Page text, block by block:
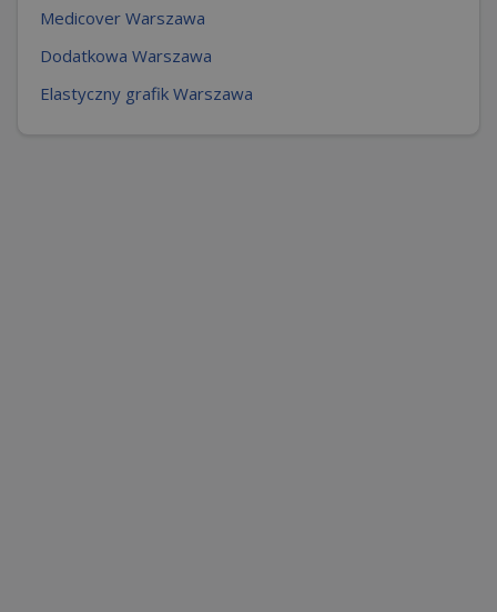
Medicover Warszawa
Dodatkowa Warszawa
Elastyczny grafik Warszawa